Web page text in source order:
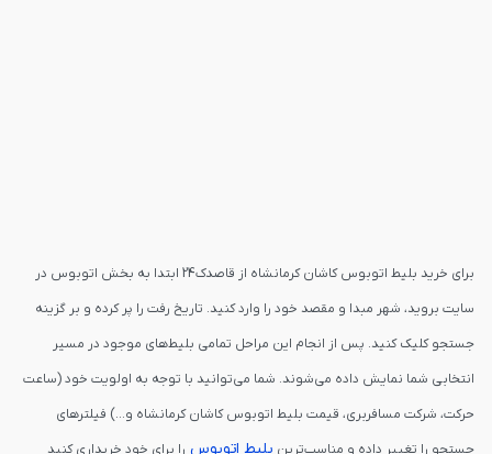
برای خرید بلیط اتوبوس کاشان کرمانشاه از قاصدک24 ابتدا به بخش اتوبوس در
سایت بروید، شهر مبدا و مقصد خود را وارد کنید. تاریخ رفت را پر کرده و بر گزینه
جستجو کلیک کنید. پس از انجام این مراحل تمامی بلیط‌های موجود در مسیر
انتخابی شما نمایش داده می‌شوند. شما می‌توانید با توجه به اولویت خود (ساعت
حرکت، شرکت مسافربری، قیمت بلیط اتوبوس کاشان کرمانشاه و...) فیلترهای
جستجو را تغییر داده و مناسب‌ترین بلیط اتوبوس را برای خود خریداری کنید